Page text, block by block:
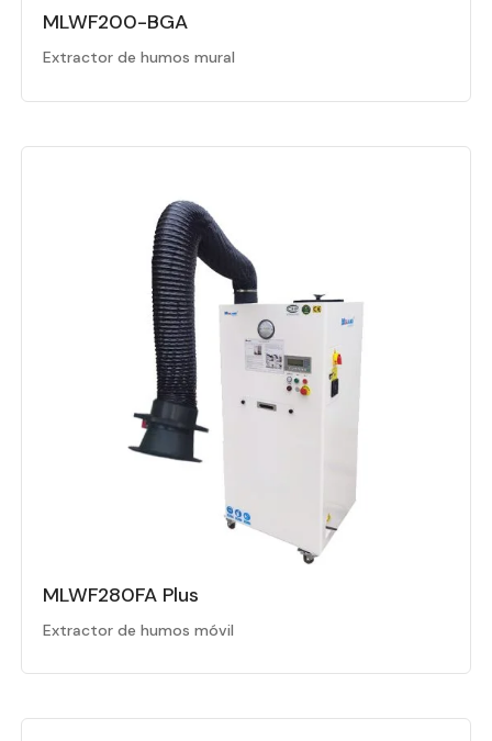
MLWF200-BGA
Extractor de humos mural
MLWF280FA Plus
Extractor de humos móvil